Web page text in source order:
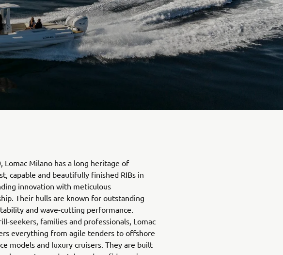
Lomac Milano has a long heritage of
capable and beautifully finished RIBs in
innovation with meticulous
Their hulls are known for outstanding
and wave-cutting performance.
seekers, families and professionals, Lomac
everything from agile tenders to offshore
models and luxury cruisers. They are built